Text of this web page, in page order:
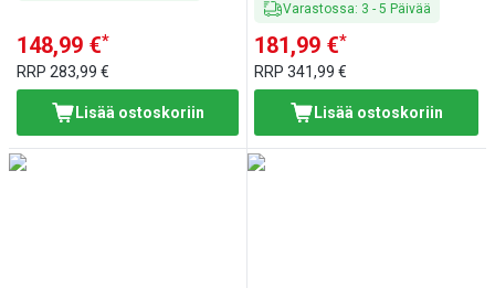
148,99 €*
RRP 283,99 €
Lisää ostoskoriin
Varastossa: 3 -5 Päivää
181,99 €*
RRP341,99 €
Lisää ostoskoriin